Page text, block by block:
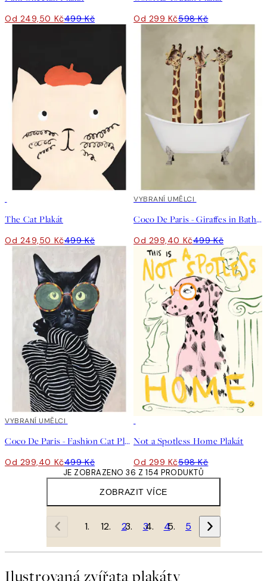
Od 249,50 Kč499 Kč Od 299 Kč598 Kč
The Cat Plakát
Od 249,50 Kč499 Kč
40%*
VYBRANÍ UMĚLCI
Coco De Paris - Giraffes in Bathtub Plakát
Od 299,40 Kč499 Kč
40%*
VYBRANÍ UMĚLCI
Coco De Paris - Fashion Cat Plakát
Od 299,40 Kč499 Kč
Not a Spotless Home Plakát
Od 299 Kč598 Kč
ZOBRAZIT VÍCE
JE ZOBRAZENO 36 Z 154 PRODUKTŮ
1 2 3 4 5
Ilustrovaná zvířata plakáty